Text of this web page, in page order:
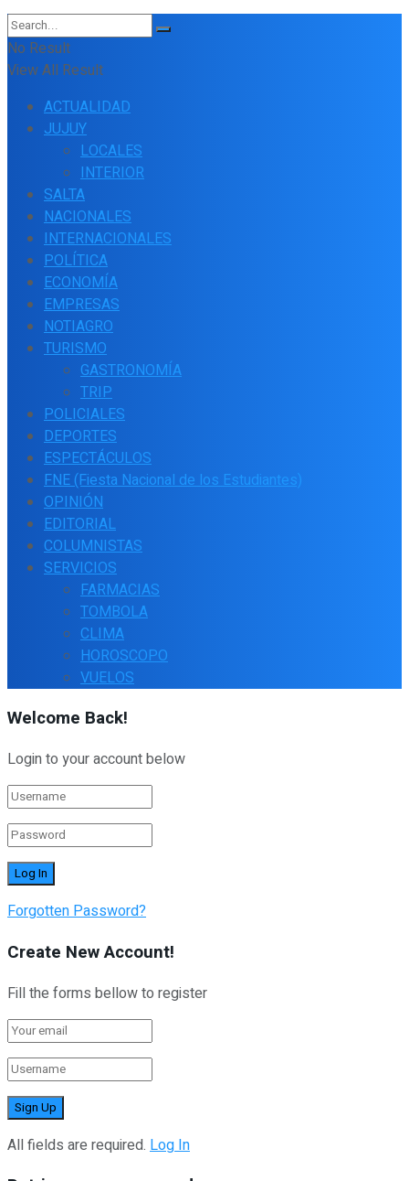
No Result
View All Result
ACTUALIDAD
JUJUY
LOCALES
INTERIOR
SALTA
NACIONALES
INTERNACIONALES
POLÍTICA
ECONOMÍA
EMPRESAS
NOTIAGRO
TURISMO
GASTRONOMÍA
TRIP
POLICIALES
DEPORTES
ESPECTÁCULOS
FNE (Fiesta Nacional de los Estudiantes)
OPINIÓN
EDITORIAL
COLUMNISTAS
SERVICIOS
FARMACIAS
TOMBOLA
CLIMA
HOROSCOPO
VUELOS
Welcome Back!
Login to your account below
Forgotten Password?
Create New Account!
Fill the forms bellow to register
All fields are required. Log In